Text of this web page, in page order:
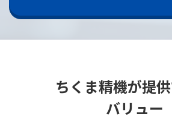
ちくま精機が提
バリュー